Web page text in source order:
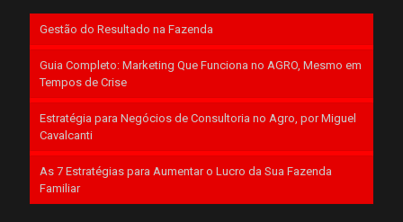
Gestão do Resultado na Fazenda
Guia Completo: Marketing Que Funciona no AGRO, Mesmo em
Tempos de Crise
Estratégia para Negócios de Consultoria no Agro, por Miguel
Cavalcanti
As 7 Estratégias para Aumentar o Lucro da Sua Fazenda
Familiar